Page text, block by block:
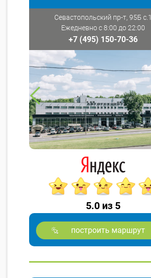
Севастопольский пр-т, 95Б с.1
Ежедневно с 8:00 до 22:00
+7 (495) 150-70-36
5.0 из 5
построить маршрут